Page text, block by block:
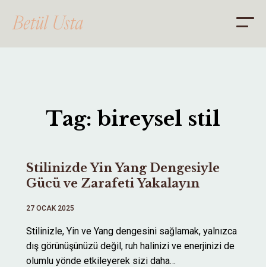
Tag: bireysel stil
Stilinizde Yin Yang Dengesiyle
Gücü ve Zarafeti Yakalayın
27 OCAK 2025
Stilinizle, Yin ve Yang dengesini sağlamak, yalnızca
dış görünüşünüzü değil, ruh halinizi ve enerjinizi de
olumlu yönde etkileyerek sizi daha…
HAKKIMDA
BLOG